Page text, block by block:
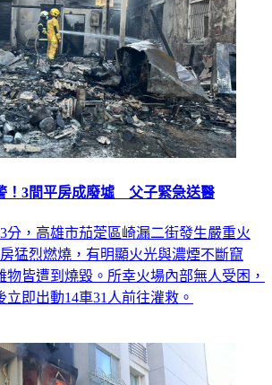
！3間平房成廢墟 父子緊急送醫
分，高雄市茄萣區崎漏二街發生嚴重火
猛烈燃燒，有明顯火光與濃煙不斷竄
物皆遭到燒毀。所幸火場內部無人受困，
即出動14車31人前往灌救。